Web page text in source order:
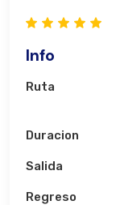
Info
Ruta
Duracion
Salida
Regreso